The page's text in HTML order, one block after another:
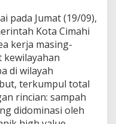
pada Jumat (19/09),
Kota Cimahi
kerja masing-
kewilayahan
di wilayah
terkumpul total
rincian: sampah
didominasi oleh